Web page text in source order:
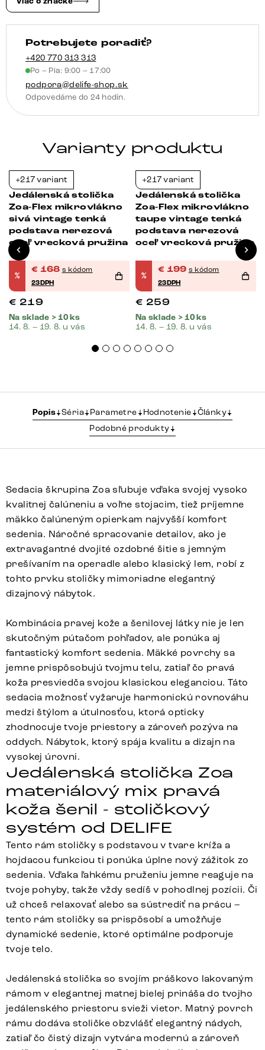
pastelovo
modrá
podstava
biela
otočný
o
360°
hojdacia
vrecková
Potrebujete poradiť?
+420 770 313 313
Po – Pia: 9:00 – 17:00
podpora@delife-shop.sk
Odpovedáme do 24 hodín.
Varianty produktu
+217 variant
Jedálenská stolička
Zoa-Flex mikrovlákno
sivá vintage tenká
podstava nerezová
oceľ vrecková pružina
%
€ 168 s kódom
23DPH
€ 219
Na sklade > 10 ks
14. 8. – 19. 8. u vás
+217 variant
Jedálenská stolička
Zoa-Flex mikrovlákno
taupe vintage tenká
podstava nerezová
oceľ vrecková pružina
%
€ 199 s kódom
23DPH
€ 259
Na sklade > 10 ks
14. 8. – 19. 8. u vás
Popis Séria Parametre Hodnotenie
Články
Podobné produkty
Sedacia škrupina Zoa sľubuje vďaka svojej vysoko
kvalitnej čalúneniu a voľne stojacim, tiež príjemne
mäkko čalúneným opierkam najvyšší komfort
sedenia. Náročné spracovanie detailov, ako je
extravagantné dvojité ozdobné šitie s jemným
prešívaním na operadle alebo klasický lem, robí z
tohto prvku stoličky mimoriadne elegantný
dizajnový nábytok.
Kombinácia pravej kože a šenilovej látky nie je len
skutočným pútačom pohľadov, ale ponúka aj
fantastický komfort sedenia. Mäkké povrchy sa
jemne prispôsobujú tvojmu telu, zatiaľ čo pravá
koža presviedča svojou klasickou eleganciou. Táto
sedacia možnosť vyžaruje harmonickú rovnováhu
medzi štýlom a útulnosťou, ktorá opticky
zhodnocuje tvoje priestory a zároveň pozýva na
oddych. Nábytok, ktorý spája kvalitu a dizajn na
vysokej úrovni.
Jedálenská stolička Zoa
materiálový mix pravá
koža šenil - stoličkový
systém od DELIFE
Tento rám stoličky s podstavou v tvare kríža a
hojdacou funkciou ti ponúka úplne nový zážitok zo
sedenia. Vďaka ľahkému pruženiu jemne reaguje na
tvoje pohyby, takže vždy sedíš v pohodlnej pozícii. Či
už chceš relaxovať alebo sa sústrediť na prácu –
tento rám stoličky sa prispôsobí a umožňuje
dynamické sedenie, ktoré optimálne podporuje
tvoje telo.
Jedálenská stolička so svojím práškovo lakovaným
rámom v elegantnej matnej bielej prináša do tvojho
jedálenského priestoru svieži vietor. Matný povrch
rámu dodáva stoličke obzvlášť elegantný nádych,
zatiaľ čo čistý dizajn vytvára modernú a zároveň